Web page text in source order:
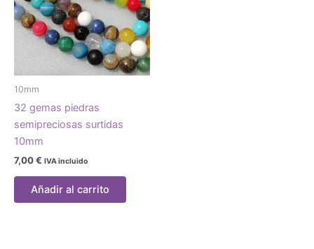
10mm
32 gemas piedras
semipreciosas surtidas
10mm
7,00€ IVA incluido
Añadir al carrito